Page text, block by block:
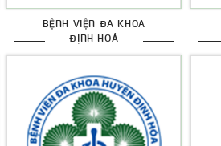
BỆNH VIỆN ĐA KHOA
ĐỊNH HOÁ